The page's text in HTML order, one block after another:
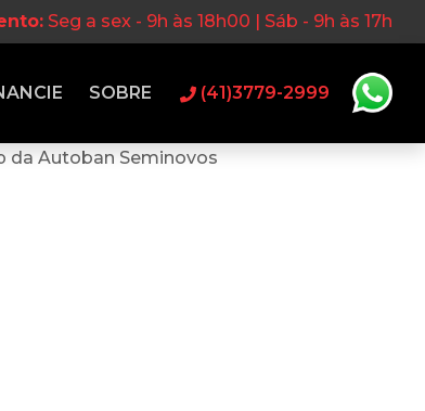
Seg a sex - 9h às 18h00 | Sáb - 9h às 17h
SOBRE (41)3779-2999
da Autoban Seminovos